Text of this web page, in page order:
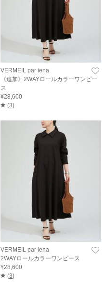
VERMEIL par iena
《追加》2WAYロールカラーワンピー
ス
¥28,600
(3)
VERMEIL par iena
2WAYロールカラーワンピース
¥28,600
(3)